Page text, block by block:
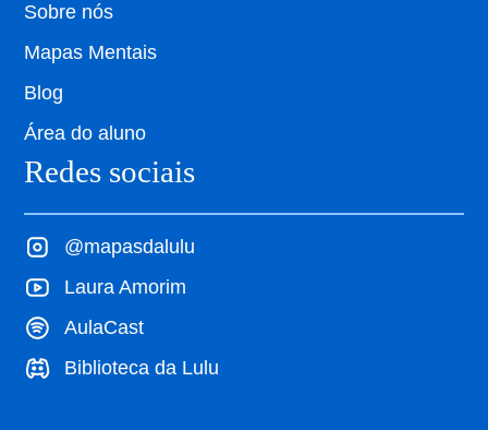
Sobre nós
Mapas Mentais
Blog
Área do aluno
Redes sociais
@mapasdalulu
Laura Amorim
AulaCast
Biblioteca da Lulu